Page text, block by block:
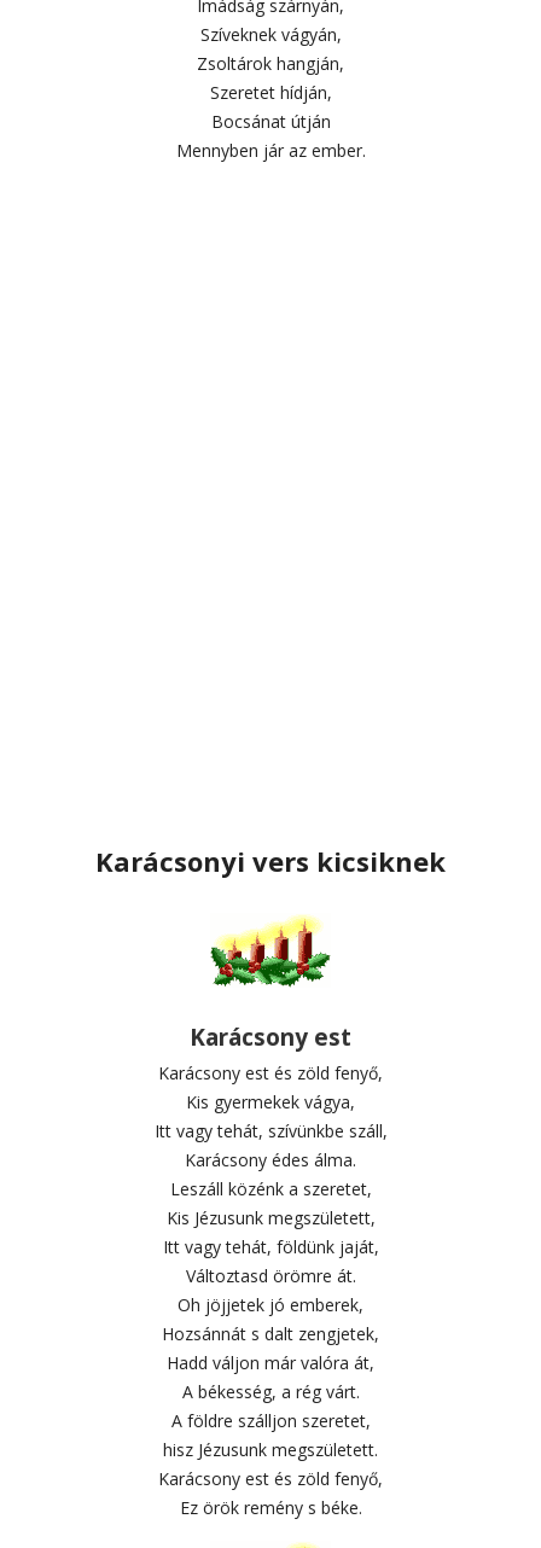
Imádság szárnyán,
Szíveknek vágyán,
Zsoltárok hangján,
Szeretet hídján,
Bocsánat útján
Mennyben jár az ember.
Karácsonyi vers kicsiknek
Karácsony est
Karácsony est és zöld fenyő,
Kis gyermekek vágya,
Itt vagy tehát, szívünkbe száll,
Karácsony édes álma.
Leszáll közénk a szeretet,
Kis Jézusunk megszületett,
Itt vagy tehát, földünk jaját,
Változtasd örömre át.
Oh jöjjetek jó emberek,
Hozsánnát s dalt zengjetek,
Hadd váljon már valóra át,
A békesség, a rég várt.
A földre szálljon szeretet,
hisz Jézusunk megszületett.
Karácsony est és zöld fenyő,
Ez örök remény s béke.